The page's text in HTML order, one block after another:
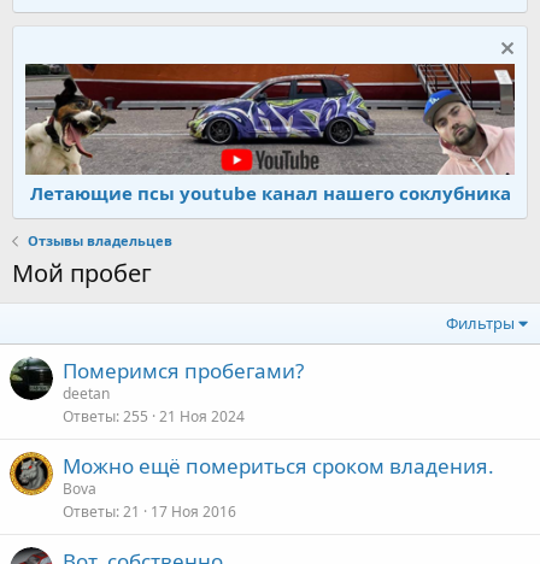
Летающие псы youtube канал нашего соклубника
Отзывы владельцев
Мой пробег
Фильтры
Померимся пробегами?
deetan
Ответы 255 21 Ноя 2024
Можно ещё помериться сроком владения.
Bova
Ответы 21 17 Ноя 2016